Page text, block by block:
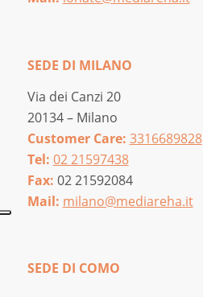
SEDE DI MILANO
Via dei Canzi 20
20134 – Milano
Customer Care: 3316689828
Tel: 02 21597438
Fax: 02 21592084
Mail: milano@mediareha.it
SEDE DI COMO